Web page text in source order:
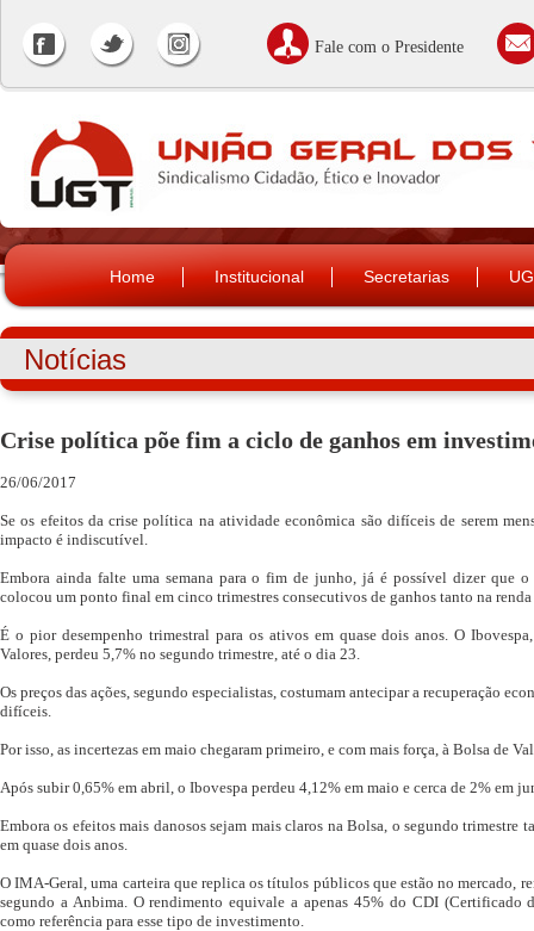
Fale com o Presidente
Home Institucional Secretarias
Notícias
Crise política põe fim a ciclo de ganhos em
26/06/2017
Se os efeitos da crise política na atividade econômica são difíceis de serem
impacto é indiscutível.
Embora ainda falte uma semana para o fim de junho, já é possível dizer que o
colocou um ponto final em cinco trimestres consecutivos de ganhos tanto na
É o pior desempenho trimestral para os ativos em quase dois anos. O
Valores, perdeu 5,7% no segundo trimestre, até o dia 23.
Os preços das ações, segundo especialistas, costumam antecipar a recuperação
difíceis.
Por isso, as incertezas em maio chegaram primeiro, e com mais força, à Bolsa de
Após subir 0,65% em abril, o Ibovespa perdeu 4,12% em maio e cerca de 2% em
Embora os efeitos mais danosos sejam mais claros na Bolsa, o segundo trimestre
em quase dois anos.
O IMA-Geral, uma carteira que replica os títulos públicos que estão no mercado,
segundo a Anbima. O rendimento equivale a apenas 45% do CDI (Certificado
como referência para esse tipo de investimento.